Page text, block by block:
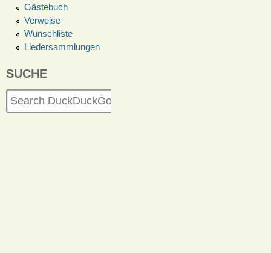
Gästebuch
Verweise
Wunschliste
Liedersammlungen
SUCHE